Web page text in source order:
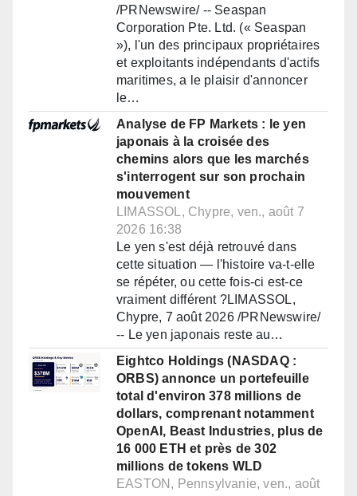
/PRNewswire/ -- Seaspan
Corporation Pte. Ltd. (« Seaspan
»), l'un des principaux propriétaires
et exploitants indépendants d'actifs
maritimes, a le plaisir d'annoncer
le…
Analyse de FP Markets : le yen
japonais à la croisée des
chemins alors que les marchés
s'interrogent sur son prochain
mouvement
LIMASSOL, Chypre, ven., août 7
2026 16:38
Le yen s'est déjà retrouvé dans
cette situation — l'histoire va-t-elle
se répéter, ou cette fois-ci est-ce
vraiment différent ?LIMASSOL,
Chypre, 7 août 2026 /PRNewswire/
-- Le yen japonais reste au…
Eightco Holdings (NASDAQ :
ORBS) annonce un portefeuille
total d'environ 378 millions de
dollars, comprenant notamment
OpenAI, Beast Industries, plus de
16 000 ETH et près de 302
millions de tokens WLD
EASTON, Pennsylvanie, ven., août